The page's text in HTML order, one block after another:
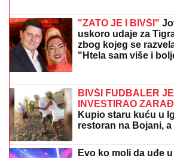
pa šokirao: "Filip se
pevačicom"